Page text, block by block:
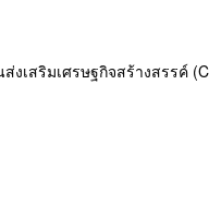
งเสริมเศรษฐกิจสร้างสรรค์